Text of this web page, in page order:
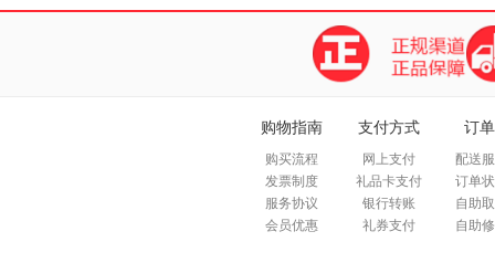
购物指南
购买流程
发票制度
服务协议
会员优惠
支付方式
网上支付
礼品卡支付
银行转账
礼券支付
订
配送
订单
自助
自助